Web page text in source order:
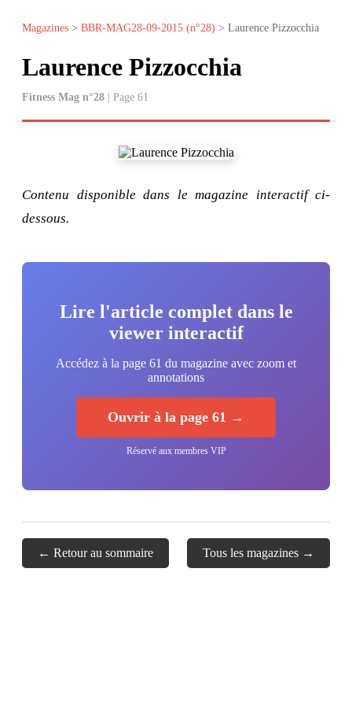
Magazines > BBR-MAG28-09-2015 (n°28) > Laurence Pizzocchia
Laurence Pizzocchia
Fitness Mag n°28 | Page 61
Contenu disponible dans le magazine interactif ci-
dessous.
Lire l'article complet dans le
viewer interactif
Accédez à la page 61 du magazine avec zoom et
annotations
Ouvrir à la page 61 →
Réservé aux membres VIP
← Retour au sommaire Tous les magazines →